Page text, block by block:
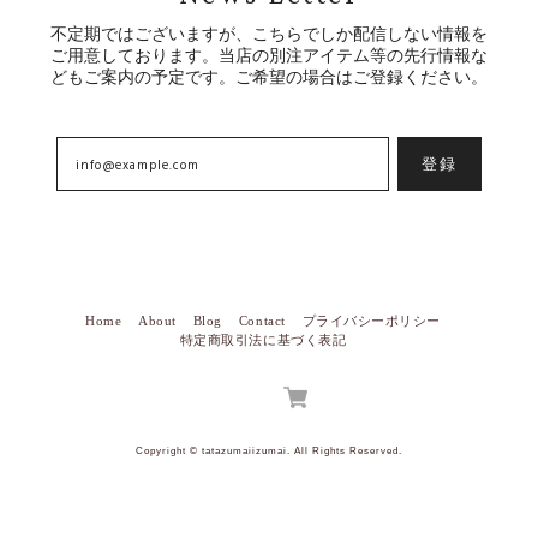
不定期ではございますが、こちらでしか配信しない情報を
ご用意しております。当店の別注アイテム等の先行情報な
どもご案内の予定です。ご希望の場合はご登録ください。
登録
Home About Blog Contact
プライバシーポリシー
特定商取引法に基づく表記
Copyright © tatazumaiizumai. All Rights Reserved.